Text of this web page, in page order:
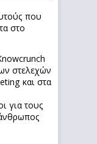
που
στο
στελεχών
και στα
για τους